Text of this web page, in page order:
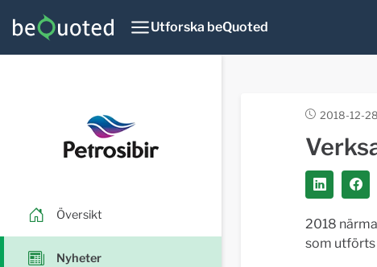
Utforska beQuoted
Översikt
Nyheter
2018-12-
2018
som utförts